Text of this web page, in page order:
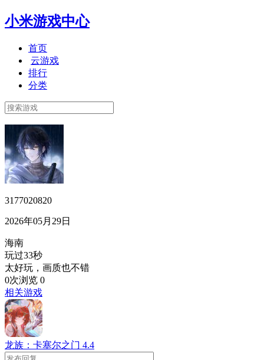
小米游戏中心
首页
云游戏
排行
分类
3177020820
2026年05月29日
海南
玩过33秒
太好玩，画质也不错
0次浏览 0
相关游戏
龙族：卡塞尔之门 4.4